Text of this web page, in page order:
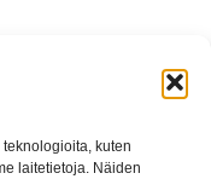
kuten
laitetietoja. Näiden